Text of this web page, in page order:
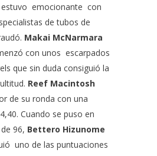
estuvo emocionante con
de tubos de
Makai McNarmara
con unos escarpados
que sin duda consiguió la
Reef Macintosh
de su ronda con una
Cuando se puso en
96, Bettero Hizunome
uno de las puntuaciones